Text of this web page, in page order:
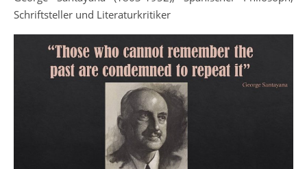
Schriftsteller und Literaturkritiker